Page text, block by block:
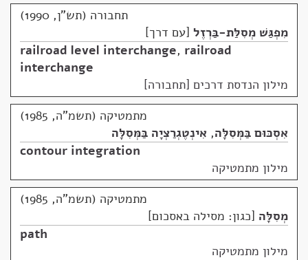
תחבורה (תש"ן, 1990)
מִפְגַּשׁ מְסִלַּת-בַּרְזֶל עם דרך
railroad level interchange, railroad
interchange
מילון הנדסת דרכים [תחבורה]
מתמטיקה (תשמ"ה, 1985)
אִסְכּוּם בַּמְּסִלָּה, אִינְטֶגְרַצְיָה בַּמְּסִלָּה
contour integration
מילון מתמטיקה
מתמטיקה (תשמ"ה, 1985)
מְסִלָּה כגון: מסילה באסכום
path
מילון מתמטיקה